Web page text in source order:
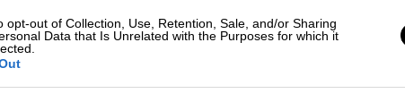
opt-out of Collection, Use, Retention, Sale, and/or Sharing
Data that Is Unrelated with the Purposes for which it
είχε εξαγγείλει στην
, διατηρώντας επίσης, όπως και η
10% στα αμερικανικά εισαγόμενα